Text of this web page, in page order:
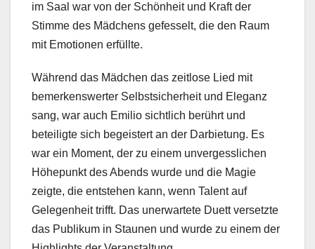
im Saal war von der Schönheit und Kraft der
Stimme des Mädchens gefesselt, die den Raum
mit Emotionen erfüllte.
Während das Mädchen das zeitlose Lied mit
bemerkenswerter Selbstsicherheit und Eleganz
sang, war auch Emilio sichtlich berührt und
beteiligte sich begeistert an der Darbietung. Es
war ein Moment, der zu einem unvergesslichen
Höhepunkt des Abends wurde und die Magie
zeigte, die entstehen kann, wenn Talent auf
Gelegenheit trifft. Das unerwartete Duett versetzte
das Publikum in Staunen und wurde zu einem der